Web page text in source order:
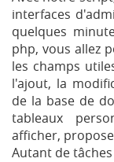
interfaces
quelques
php, vous allez
les champs
l'ajout, la
de la base de
tableaux
afficher,
Autant de